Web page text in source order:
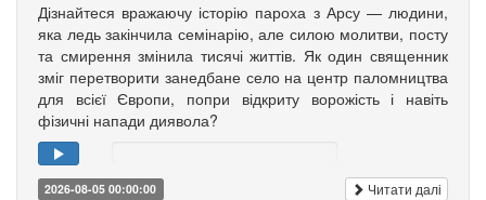
Дізнайтеся вражаючу історію пароха з Арсу — людини,
яка ледь закінчила семінарію, але силою молитви, посту
та смирення змінила тисячі життів. Як один священник
зміг перетворити занедбане село на центр паломництва
для всієї Європи, попри відкриту ворожість і навіть
фізичні напади диявола?
2026-08-05 00:00:00 Читати далі